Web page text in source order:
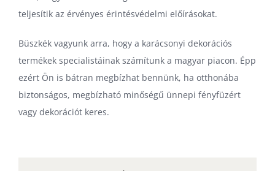
teljesítik az érvényes érintésvédelmi előírásokat.
Büszkék vagyunk arra, hogy a karácsonyi dekorációs
termékek specialistáinak számítunk a magyar piacon. Épp
ezért Ön is bátran megbízhat bennünk, ha otthonába
biztonságos, megbízható minőségű ünnepi fényfüzért
vagy dekorációt keres.